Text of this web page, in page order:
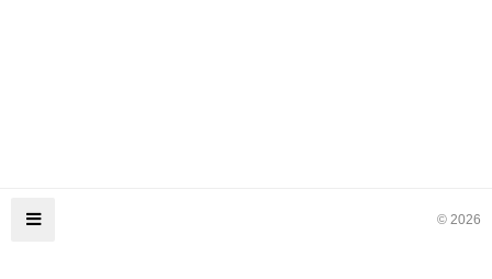
© 2026